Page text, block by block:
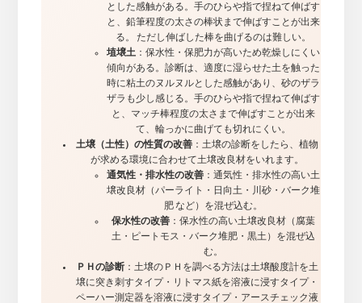
とした感触がある。手のひらや指で捏ねて伸ばす
と、鉛筆程度の太さの棒状まで伸ばすことが出来
る。 ただし伸ばした棒を曲げるのは難しい。
埴壌土 ：保水性・保肥力が高いため乾燥しにくい
傾向がある。診断は、適度に湿らせた土を触った
時に粘土のヌルヌルとした感触があり、砂のザラ
ザラも少し感じる。手のひらや指で捏ねて伸ばす
と、マッチ棒程度の太さまで伸ばすことが出来
て、輪っかに曲げても切れにくい。
土壌（土性）の性質の改善 ：土壌の診断をしたら、植物
が求める環境に合わせて土壌改良材をいれます。
通気性・排水性の改善 ：通気性・排水性の高い土
壌改良材（パーライト・日向土・川砂・バーク堆
肥 など）を混ぜ込む。
保水性の改善 ：保水性の高い土壌改良材（腐葉
土・ピートモス・バーク堆肥・黒土）を混ぜ込
む。
ＰＨの診断 ：土壌のＰＨを調べる方法は土壌酸度計を土
壌に突き刺すタイプ・リトマス紙を溶液に浸すタイプ・
ペーハー測定器を溶液に浸すタイプ・アースチェック液